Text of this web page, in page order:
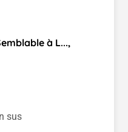
à L...,
sus